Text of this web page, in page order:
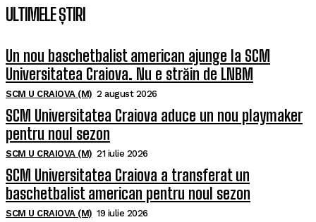
ULTIMELE ȘTIRI
Un nou baschetbalist american ajunge la SCM
Universitatea Craiova. Nu e străin de LNBM
SCM U CRAIOVA (M) 2 august 2026
SCM Universitatea Craiova aduce un nou playmaker
pentru noul sezon
SCM U CRAIOVA (M) 21 iulie 2026
SCM Universitatea Craiova a transferat un
baschetbalist american pentru noul sezon
SCM U CRAIOVA (M) 19 iulie 2026